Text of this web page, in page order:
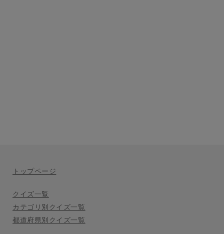
トップページ
クイズ一覧
カテゴリ別クイズ一覧
都道府県別クイズ一覧